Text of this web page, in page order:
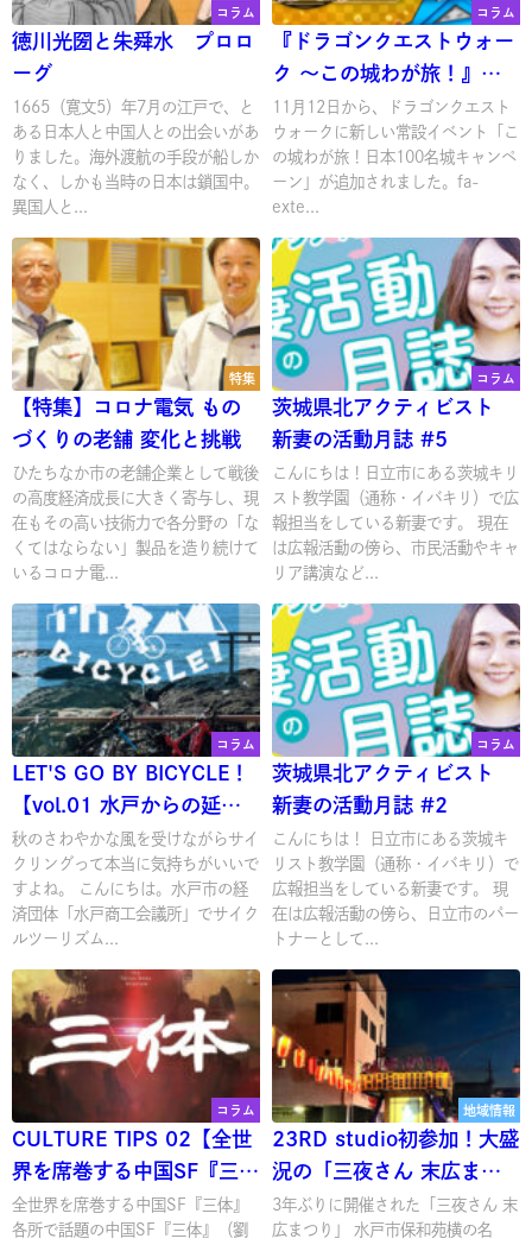
コラム
徳川光圀と朱舜水 プロロ
ーグ
1665（寛文5）年7月の江戸で、と
ある日本人と中国人との出会いがあ
りました。海外渡航の手段が船しか
なく、しかも当時の日本は鎖国中。
異国人と...
コラム
『ドラゴンクエストウォー
ク ～この城わが旅！』水
戸城
11月12日から、ドラゴンクエスト
ウォークに新しい常設イベント「こ
の城わが旅！日本100名城キャンペ
ーン」が追加されました。fa-
exte...
特集
【特集】コロナ電気 もの
づくりの老舗 変化と挑戦
ひたちなか市の老舗企業として戦後
の高度経済成長に大きく寄与し、現
在もその高い技術力で各分野の「な
くてはならない」製品を造り続けて
いるコロナ電...
コラム
茨城県北アクティビスト
新妻の活動月誌 #5
こんにちは！日立市にある茨城キリ
スト教学園（通称・イバキリ）で広
報担当をしている新妻です。 現在
は広報活動の傍ら、市民活動やキャ
リア講演など...
コラム
LET'S GO BY BICYCLE！
【vol.01 水戸からの延び
るサイクリングロード】
秋のさわやかな風を受けながらサイ
クリングって本当に気持ちがいいで
すよね。 こんにちは。水戸市の経
済団体「水戸商工会議所」でサイク
ルツーリズム...
コラム
茨城県北アクティビスト
新妻の活動月誌 #2
こんにちは！ 日立市にある茨城キ
リスト教学園（通称・イバキリ）で
広報担当をしている新妻です。 現
在は広報活動の傍ら、日立市のパー
トナーとして...
コラム
CULTURE TIPS 02【全世
界を席巻する中国SF『三
体』】
全世界を席巻する中国SF『三体』
各所で話題の中国SF『三体』（劉
地域情報
23RD studio初参加！大盛
況の「三夜さん 末広まつ
り」
3年ぶりに開催された「三夜さん 末
広まつり」 水戸市保和苑横の名